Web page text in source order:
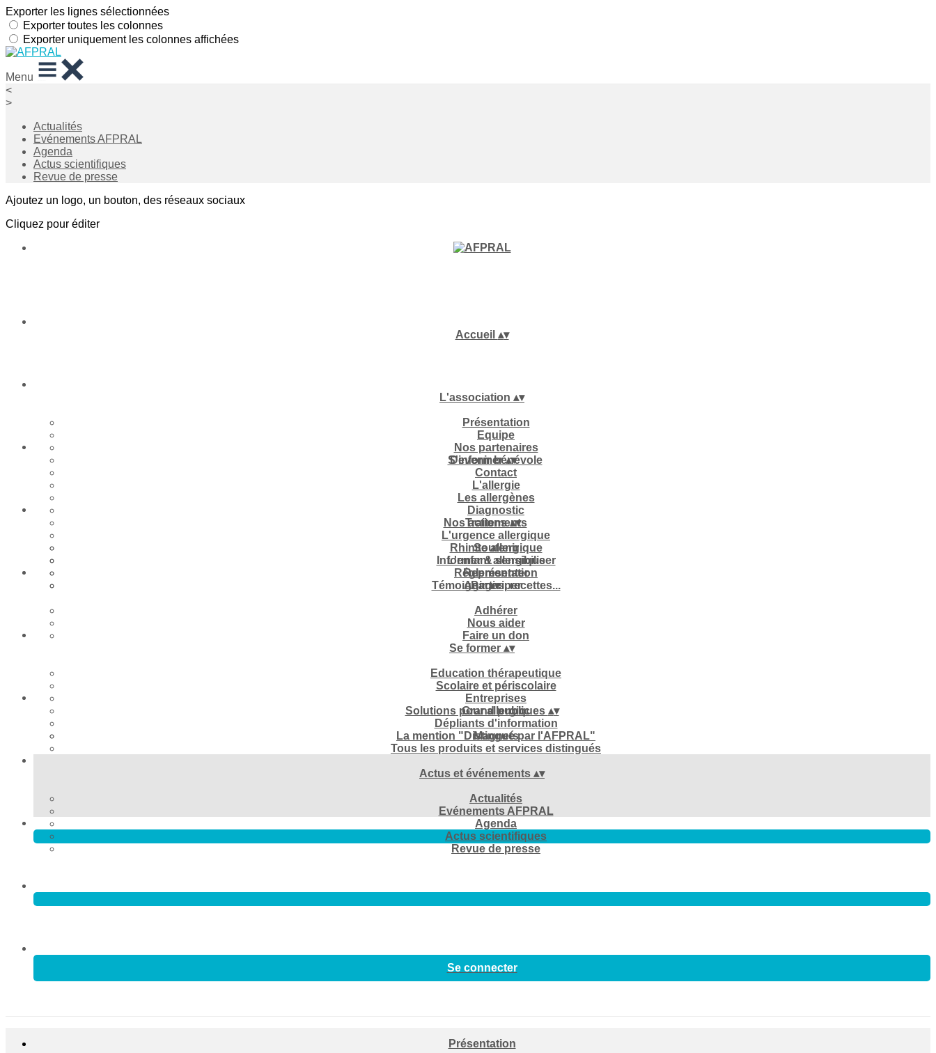
Exporter les lignes sélectionnées
Exporter toutes les colonnes
Exporter uniquement les colonnes affichées
Menu
<
>
Actualités
Evénements AFPRAL
Agenda
Actus scientifiques
Revue de presse
Ajoutez un logo, un bouton, des réseaux sociaux
Cliquez pour éditer
Accueil ▴▾
L'association ▴▾
Présentation
Equipe
Nos partenaires
Devenir bénévole
Contact
S'informer▴▾
L'allergie
Les allergènes
Diagnostic
Traitements
L'urgence allergique
Rhinite allergique
L'enfant allergique
Réglementation
Témoignages, recettes...
Nos actions▴▾
Soutenir
Informer & sensibiliser
Représenter
Participer
Agir▴▾
Adhérer
Nous aider
Faire un don
Se former ▴▾
Education thérapeutique
Scolaire et périscolaire
Entreprises
Grand public
Dépliants d'information
Magnets
Solutions pour allergiques ▴▾
La mention "Distingué par l'AFPRAL"
Tous les produits et services distingués
Actus et événements ▴▾
Actualités
Evénements AFPRAL
Agenda
Actus scientifiques
Revue de presse
Se connecter
Présentation